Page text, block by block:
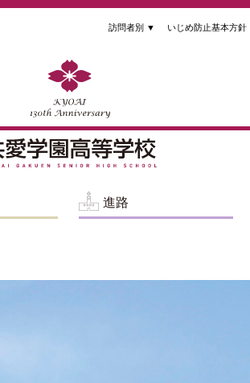
訪問者別 ▼ いじめ防止基本方針
進路